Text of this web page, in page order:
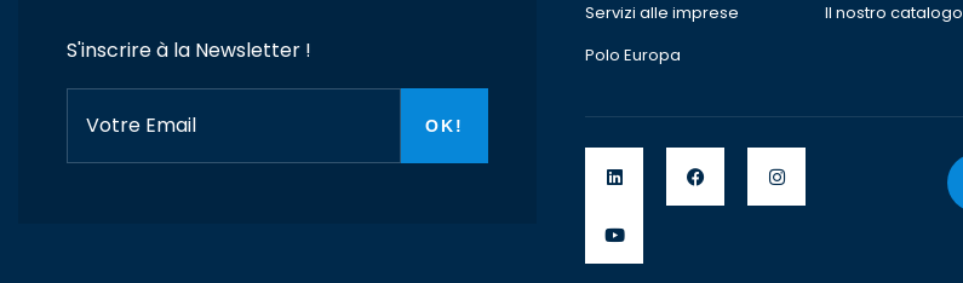
S'inscrire à la Newsletter !
Servizi alle imprese
Polo Europa
Il nostro catalogo